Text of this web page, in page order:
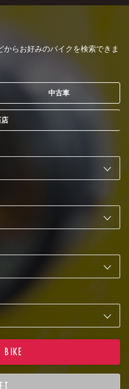
らお好みのバイクを検索できま
中古車